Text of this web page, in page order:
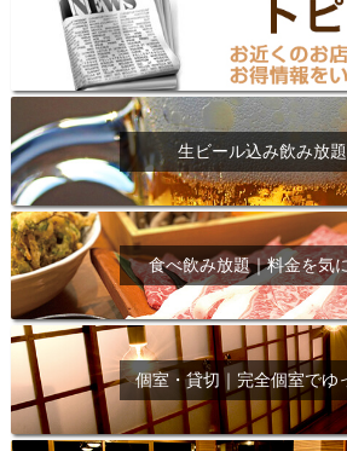
生ビール込み飲み放題
食べ飲み放題｜料金を気
個室・貸切｜完全個室でゆ